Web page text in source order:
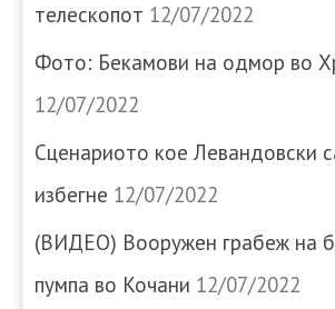
телескопот 12/07/2022
Фото: Бекамови на одмор во
12/07/2022
Сценариото кое Левандовски
избегне 12/07/2022
(ВИДЕО) Вооружен грабеж на
пумпа во Кочани 12/07/2022